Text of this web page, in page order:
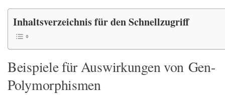
Inhaltsverzeichnis für den Schnellzugriff
Beispiele für Auswirkungen von Gen-
Polymorphismen